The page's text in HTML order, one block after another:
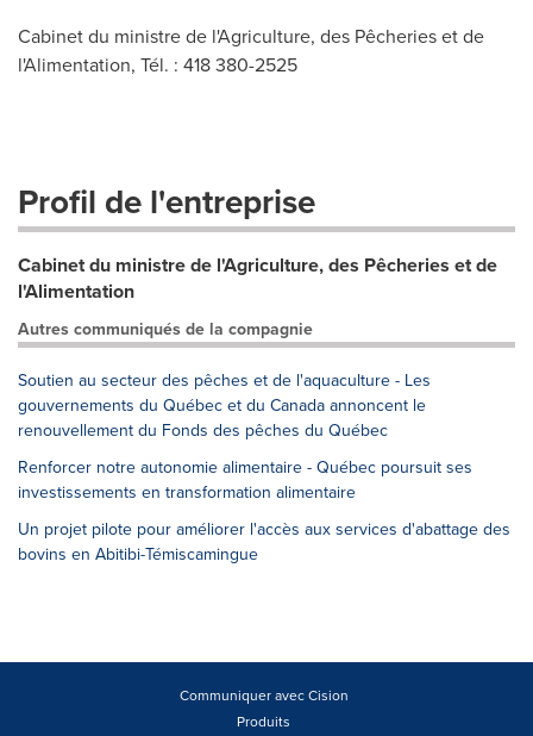
Cabinet du ministre de l'Agriculture, des Pêcheries et de
l'Alimentation, Tél. : 418 380-2525
Profil de l'entreprise
Cabinet du ministre de l'Agriculture, des Pêcheries et de
l'Alimentation
Autres communiqués de la compagnie
Soutien au secteur des pêches et de l'aquaculture - Les
gouvernements du Québec et du Canada annoncent le
renouvellement du Fonds des pêches du Québec
Renforcer notre autonomie alimentaire - Québec poursuit ses
investissements en transformation alimentaire
Un projet pilote pour améliorer l'accès aux services d'abattage des
bovins en Abitibi-Témiscamingue
Communiquer avec Cision
Produits